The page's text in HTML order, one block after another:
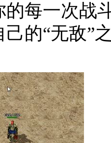
的每一次战
己的“无敌”